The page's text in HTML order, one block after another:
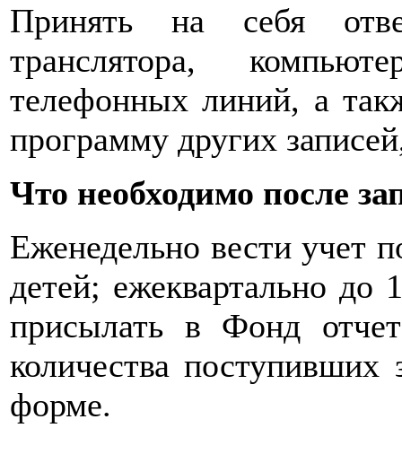
Принять на себя
транслятора,
телефонных линий, а
программу других
Что необходимо после
Еженедельно вести учет
детей; ежеквартально до
присылать в Фонд
количества
форме.